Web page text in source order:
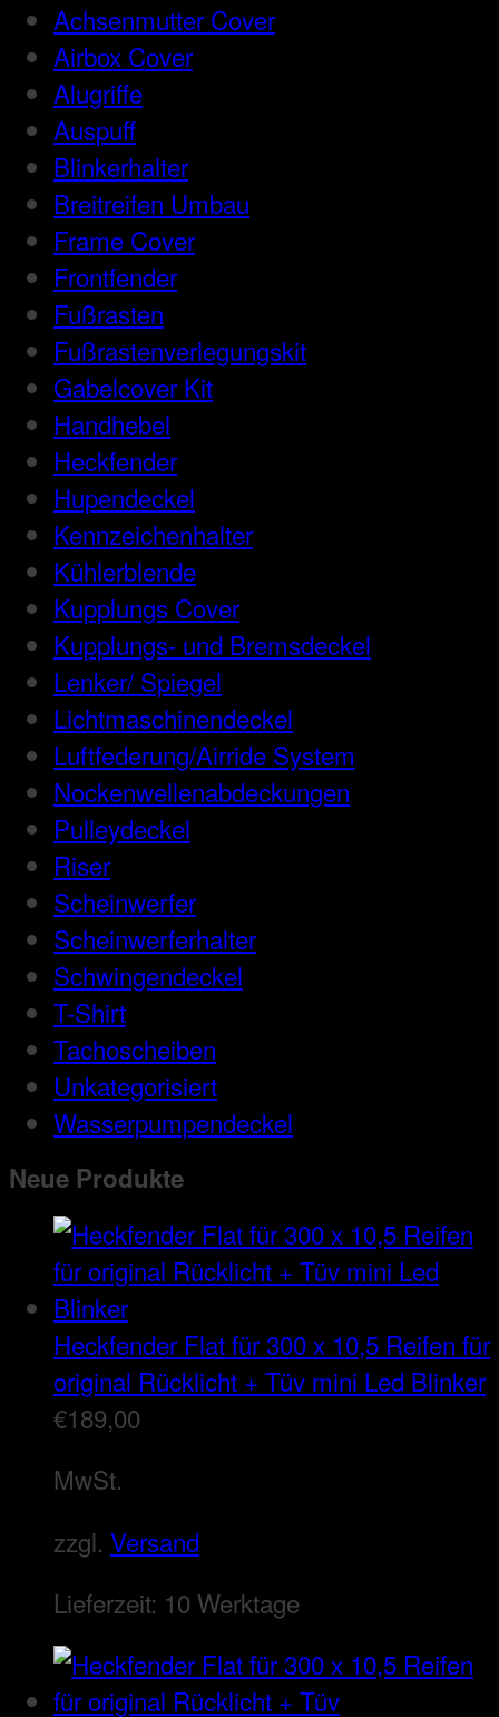
Achsenmutter Cover
Airbox Cover
Alugriffe
Auspuff
Blinkerhalter
Breitreifen Umbau
Frame Cover
Frontfender
Fußrasten
Fußrastenverlegungskit
Gabelcover Kit
Handhebel
Heckfender
Hupendeckel
Kennzeichenhalter
Kühlerblende
Kupplungs Cover
Kupplungs- und Bremsdeckel
Lenker/ Spiegel
Lichtmaschinendeckel
Luftfederung/Airride System
Nockenwellenabdeckungen
Pulleydeckel
Riser
Scheinwerfer
Scheinwerferhalter
Schwingendeckel
T-Shirt
Tachoscheiben
Unkategorisiert
Wasserpumpendeckel
Neue Produkte
Heckfender Flat für 300 x 10,5 Reifen für
original Rücklicht + Tüv mini Led Blinker
€189,00
MwSt.
zzgl. Versand
Lieferzeit: 10 Werktage